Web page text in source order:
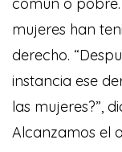
mujeres han
derecho.
instancia ese
las mujeres?”,
Alcanzamos el